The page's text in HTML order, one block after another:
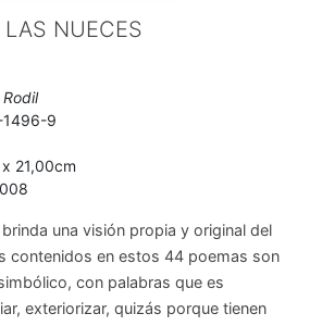
LAS NUECES
9
21,00cm
una visión propia y original del
contenidos en estos 44 poemas son
con palabras que es
exteriorizar, quizás porque tienen